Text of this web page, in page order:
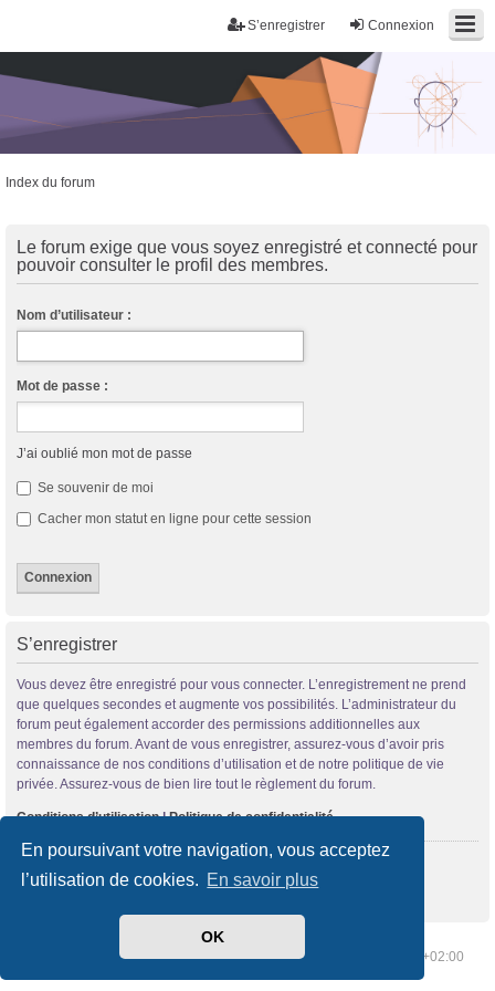
En poursuivant votre navigation, vous acceptez
l’utilisation de cookies. En savoir plus
OK
Connexion
S’enregistrer
Index du forum
Le forum exige que vous soyez enregistré et connecté pour
pouvoir consulter le profil des membres.
Nom d’utilisateur :
Mot de passe :
J’ai oublié mon mot de passe
Se souvenir de moi
Cacher mon statut en ligne pour cette session
S’enregistrer
Vous devez être enregistré pour vous connecter. L’enregistrement ne prend
que quelques secondes et augmente vos possibilités. L’administrateur du
forum peut également accorder des permissions additionnelles aux
membres du forum. Avant de vous enregistrer, assurez-vous d’avoir pris
connaissance de nos conditions d’utilisation et de notre politique de vie
privée. Assurez-vous de bien lire tout le règlement du forum.
Conditions d’utilisation|Politique de confidentialité
S’enregistrer
Supprimer les cookies Heures au format UTC+02:00